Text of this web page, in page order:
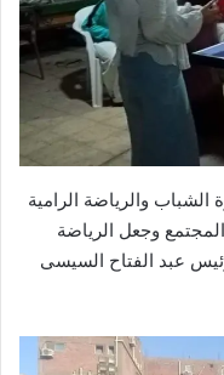
والرياضة الرامية
وجعل الرياضة
عبد الفتاح السيسى